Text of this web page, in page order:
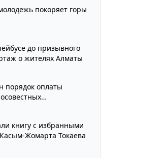
покоряет горы
до призывного
о жителях Алматы
порядок оплаты
остается
книгу с избранными
Жомарта Токаева